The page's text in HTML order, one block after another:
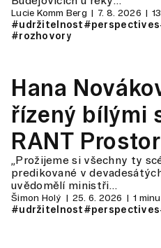
Lucie Komm Berg 7. 8. 2026
#udržitelnost#perspectives
#rozhovory
Hana
řízený bílými
RANT
„Prožijeme si všechny ty
predikované v
uvědomělí ministři…
Šimon Holý 25. 6. 2026 1
#udržitelnost#perspectives